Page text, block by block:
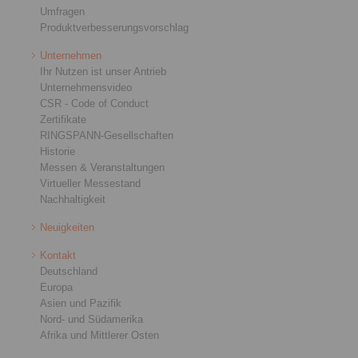
Umfragen
Produktverbesserungsvorschlag
Unternehmen
Ihr Nutzen ist unser Antrieb
Unternehmensvideo
CSR - Code of Conduct
Zertifikate
RINGSPANN-Gesellschaften
Historie
Messen & Veranstaltungen
Virtueller Messestand
Nachhaltigkeit
Neuigkeiten
Kontakt
Deutschland
Europa
Asien und Pazifik
Nord- und Südamerika
Afrika und Mittlerer Osten